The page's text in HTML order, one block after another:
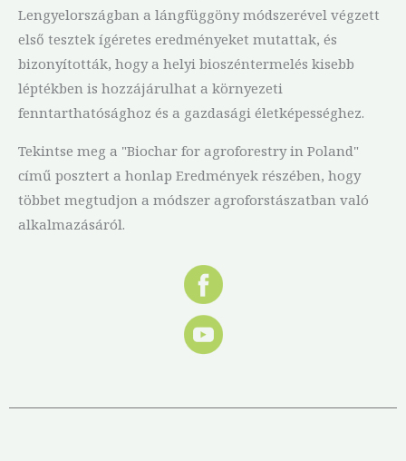
Lengyelországban a lángfüggöny módszerével végzett
első tesztek ígéretes eredményeket mutattak, és
bizonyították, hogy a helyi bioszéntermelés kisebb
léptékben is hozzájárulhat a környezeti
fenntarthatósághoz és a gazdasági életképességhez.
Tekintse meg a "Biochar for agroforestry in Poland"
című posztert a honlap Eredmények részében, hogy
többet megtudjon a módszer agroforstászatban való
alkalmazásáról.